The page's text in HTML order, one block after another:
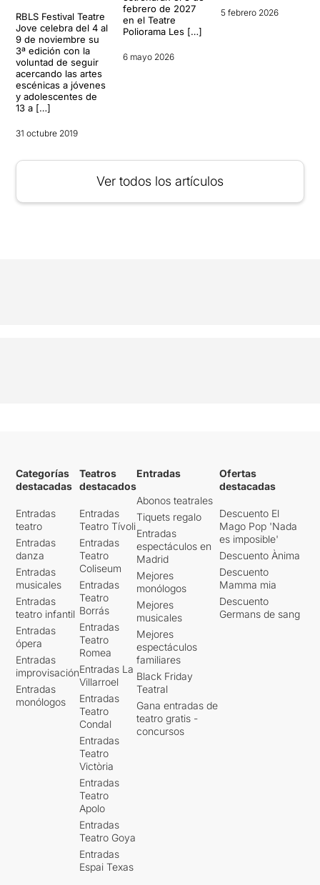
RBLS Festival Teatre
Jove celebra del 4 al
9 de noviembre su
3ª edición con la
voluntad de seguir
acercando las artes
escénicas a jóvenes
y adolescentes de
13 a […]
31 octubre 2019
febrero de 2027
en el Teatre
Poliorama Les […]
6 mayo 2026
5 febrero 2026
Ver todos los artículos
Categorías
destacadas
Entradas
teatro
Entradas
danza
Entradas
musicales
Entradas
teatro infantil
Entradas
ópera
Entradas
improvisación
Entradas
monólogos
Teatros
destacados
Entradas
Teatro Tívoli
Entradas
Teatro
Coliseum
Entradas
Teatro
Borrás
Entradas
Teatro
Romea
Entradas La
Villarroel
Entradas
Teatro
Condal
Entradas
Teatro
Victòria
Entradas
Teatro
Apolo
Entradas
Teatro Goya
Entradas
Espai Texas
Entradas
Abonos teatrales
Tiquets regalo
Entradas
espectáculos en
Madrid
Mejores
monólogos
Mejores
musicales
Mejores
espectáculos
familiares
Black Friday
Teatral
Gana entradas de
teatro gratis -
concursos
Ofertas
destacadas
Descuento El
Mago Pop 'Nada
es imposible'
Descuento Ànima
Descuento
Mamma mia
Descuento
Germans de sang